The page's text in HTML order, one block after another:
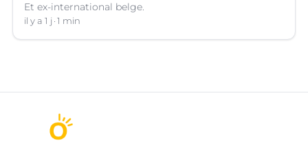
Et ex-international belge.
il y a 1 j 1 min